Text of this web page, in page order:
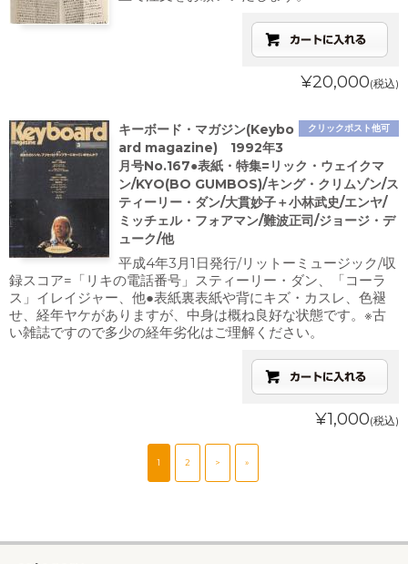
¥20,000(税込)
クリックポスト他可
キーボード・マガジン(Keybo
ard magazine) 1992年3
月号No.167●表紙・特集=リック・ウェイクマ
ン/KYO(BO GUMBOS)/キング・クリムゾン/ス
ティーリー・ダン/大貫妙子＋小林武史/エンヤ/
ミッチェル・フォアマン/難波正司/ジョージ・デ
ューク/他
平成4年3月1日発行/リットーミュージック/収
録スコア=「リキの電話番号」スティーリー・ダン、「コーラ
ス」イレイジャー、他●表紙裏表紙や背にキズ・カスレ、色褪
せ、経年ヤケがありますが、中身は概ね良好な状態です。※古
い雑誌ですので多少の経年劣化はご理解ください。
¥1,000(税込)
1 2 > »